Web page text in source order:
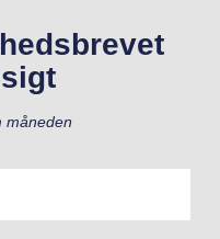
måneden